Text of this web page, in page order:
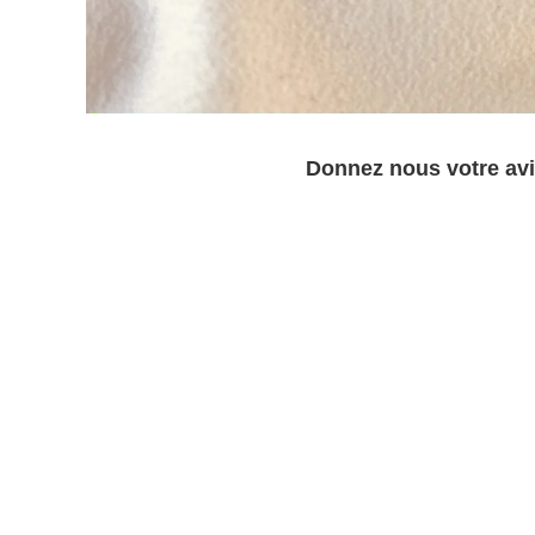
Donnez nous votre